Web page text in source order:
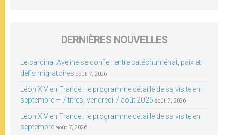
DERNIÈRES NOUVELLES
Le cardinal Aveline se confie : entre catéchuménat, paix et
défis migratoires août 7, 2026
Léon XIV en France : le programme détaillé de sa visite en
septembre – 7 titres, vendredi 7 août 2026 août 7, 2026
Léon XIV en France : le programme détaillé de sa visite en
septembre août 7, 2026